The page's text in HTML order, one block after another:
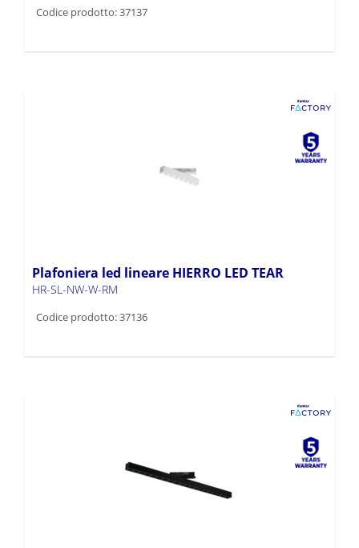
Codice prodotto: 37137
Plafoniera led lineare HIERRO LED TEAR
HR-SL-NW-W-RM
Codice prodotto: 37136